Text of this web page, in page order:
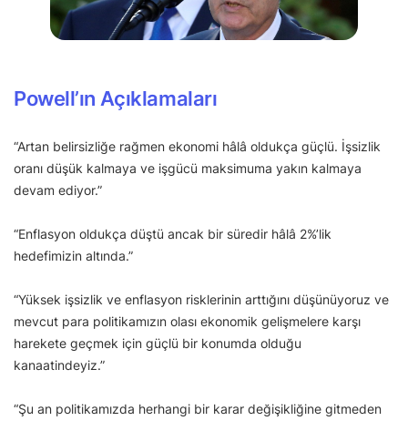
Powell’ın Açıklamaları
“Artan belirsizliğe rağmen ekonomi hâlâ oldukça güçlü. İşsizlik
oranı düşük kalmaya ve işgücü maksimuma yakın kalmaya
devam ediyor.”
“Enflasyon oldukça düştü ancak bir süredir hâlâ 2%’lik
hedefimizin altında.”
“Yüksek işsizlik ve enflasyon risklerinin arttığını düşünüyoruz ve
mevcut para politikamızın olası ekonomik gelişmelere karşı
harekete geçmek için güçlü bir konumda olduğu
kanaatindeyiz.”
“Şu an politikamızda herhangi bir karar değişikliğine gitmeden